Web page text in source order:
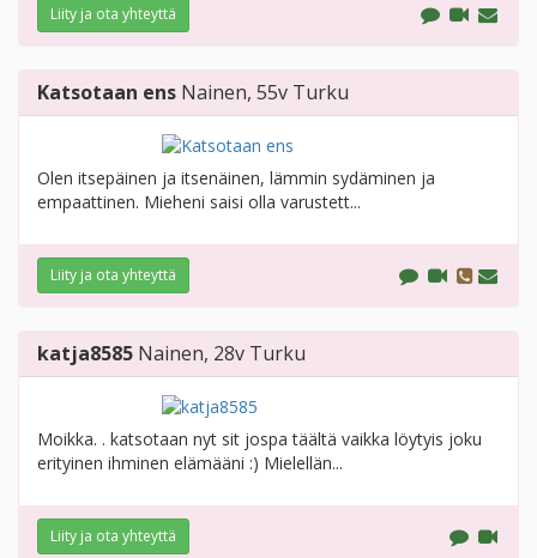
Liity ja ota yhteyttä
Katsotaan ens Nainen, 55v Turku
Olen itsepäinen ja itsenäinen, lämmin sydäminen ja
empaattinen. Mieheni saisi olla varustett...
Liity ja ota yhteyttä
katja8585 Nainen, 28v Turku
Moikka. . katsotaan nyt sit jospa täältä vaikka löytyis joku
erityinen ihminen elämääni :) Mielellän...
Liity ja ota yhteyttä